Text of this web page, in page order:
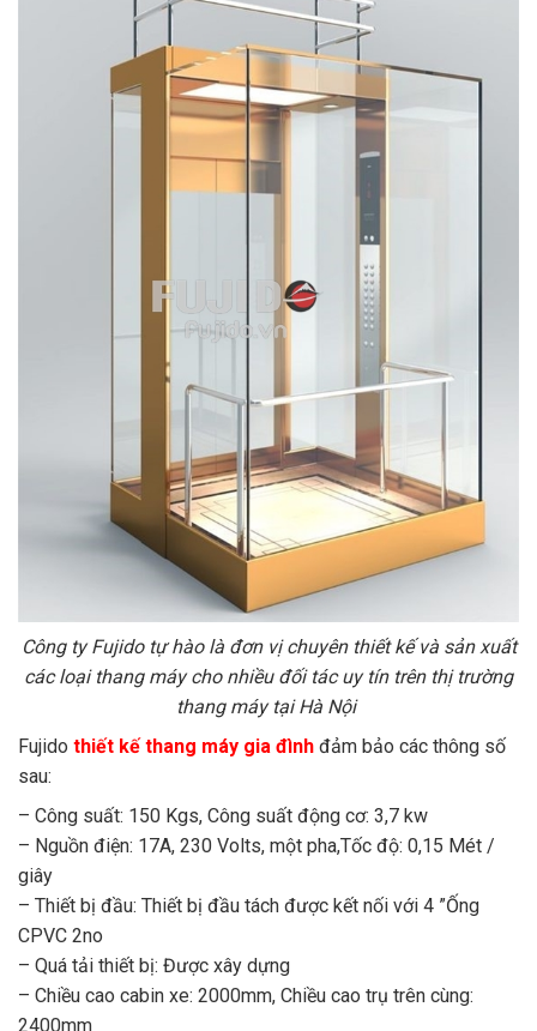
Công ty Fujido tự hào là đơn vị chuyên thiết kế và sản xuất
các loại thang máy cho nhiều đối tác uy tín trên thị trường
thang máy tại Hà Nội
Fujido thiết kế thang máy gia đình đảm bảo các thông số
sau:
– Công suất: 150 Kgs, Công suất động cơ: 3,7 kw
– Nguồn điện: 17A, 230 Volts, một pha,Tốc độ: 0,15 Mét /
giây
– Thiết bị đầu: Thiết bị đầu tách được kết nối với 4 ”Ống
CPVC 2no
– Quá tải thiết bị: Được xây dựng
– Chiều cao cabin xe: 2000mm, Chiều cao trụ trên cùng:
2400mm